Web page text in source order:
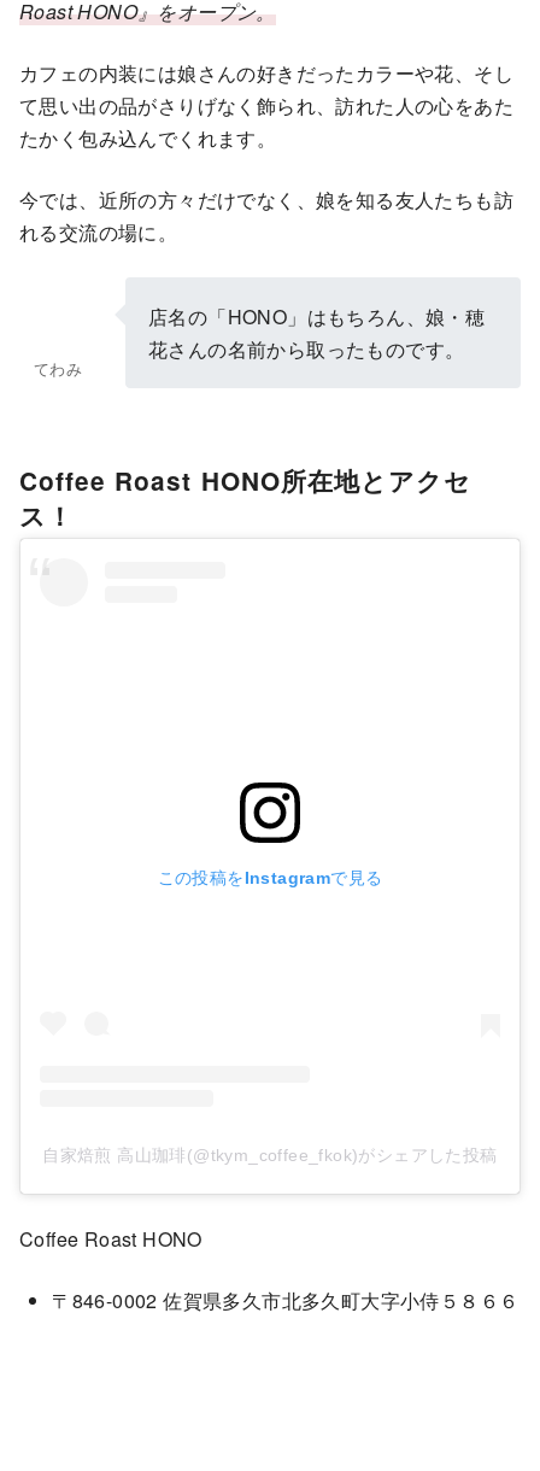
Roast HONO』をオープン。
カフェの内装には娘さんの好きだったカラーや花、そし
て思い出の品がさりげなく飾られ、訪れた人の心をあた
たかく包み込んでくれます。
今では、近所の方々だけでなく、娘を知る友人たちも訪
れる交流の場に。
てわみ
店名の「HONO」はもちろん、娘・穂
花さんの名前から取ったものです。
Coffee Roast HONO所在地とアクセ
ス！
この投稿をInstagramで見る
自家焙煎 高山珈琲(@tkym_coffee_fkok)がシェアした投稿
Coffee Roast HONO
〒846-0002 佐賀県多久市北多久町大字小侍５８６６